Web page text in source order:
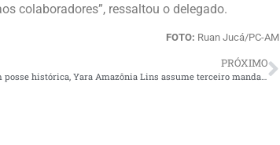
colaboradores”, ressaltou o delegado.
FOTO: Ruan Jucá/PC-AM
PRÓXIMO
Em posse histórica, Yara Amazônia Lins assume terceiro mandato e consolida trajetória pioneira no TCE-AM